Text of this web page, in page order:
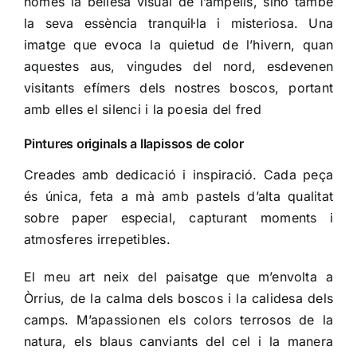
la seva essència tranquil·la i misteriosa. Una
imatge que evoca la quietud de l’hivern, quan
aquestes aus, vingudes del nord, esdevenen
visitants efímers dels nostres boscos, portant
amb elles el silenci i la poesia del fred
Pintures originals a llapissos de color
Creades amb dedicació i inspiració. Cada peça
és única, feta a mà amb pastels d’alta qualitat
sobre paper especial, capturant moments i
atmosferes irrepetibles.
El meu art neix del paisatge que m’envolta a
Òrrius, de la calma dels boscos i la calidesa dels
camps. M’apassionen els colors terrosos de la
natura, els blaus canviants del cel i la manera